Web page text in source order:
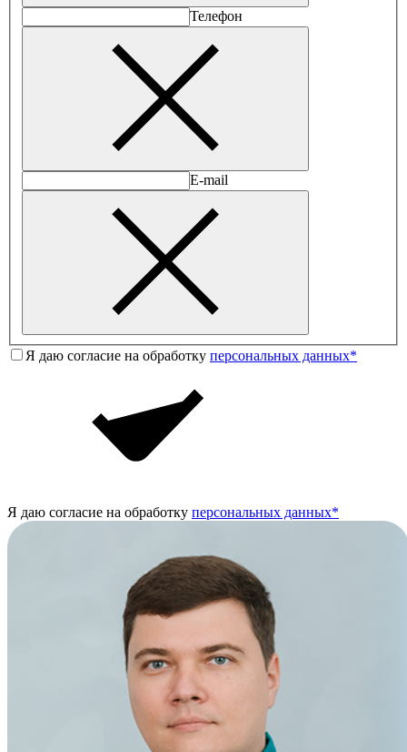
Телефон
E-mail
Я даю согласие на обработку персональных данных*
Я даю согласие на обработку персональных данных*